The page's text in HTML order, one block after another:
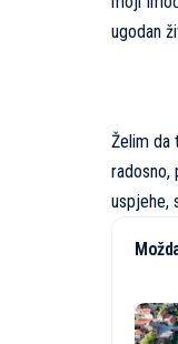
ugodan
Želim da
radosno,
uspjehe,